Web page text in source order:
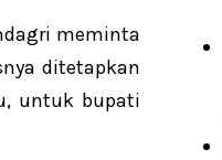
meminta
ditetapkan
untuk bupati